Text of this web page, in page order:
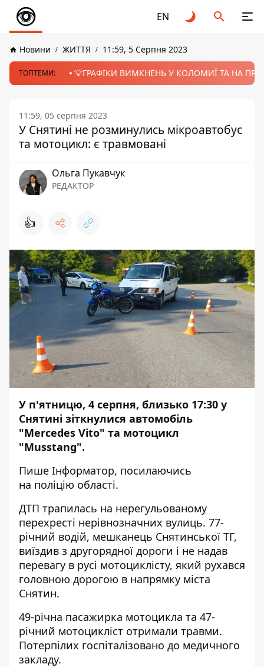
EN
Новини ЖИТТЯ 11:59, 5 Серпня 2023
ТОПТЕМИ: 💡ГРАФІКИ ВИМКНЕНЬ У КОЛОМИЇ ТА НА
11:59, 05 серпня 2023
У Снятині не розминулись мікроавтобус
та мотоцикл: є травмовані
Ольга Пукавчук
РЕДАКТОР
👍
У п'ятницю, 4 серпня, близько 17:30 у
Снятині зіткнулися автомобіль
"Mercedes Vito" та мотоцикл
"Musstang".
Пише Інформатор, посилаючись
на поліцію області.
ДТП трапилась на нерегульованому
перехресті нерівнозначних вулиць. 77-
річний водій, мешканець Снятинської ТГ,
виїздив з другорядної дороги і не надав
перевагу в русі мотоциклісту, який рухався
головною дорогою в напрямку міста
Снятин.
49-річна пасажирка мотоцикла та 47-
річний мотоцикліст отримали травми.
Потерпілих госпіталізовано до медичного
закладу.